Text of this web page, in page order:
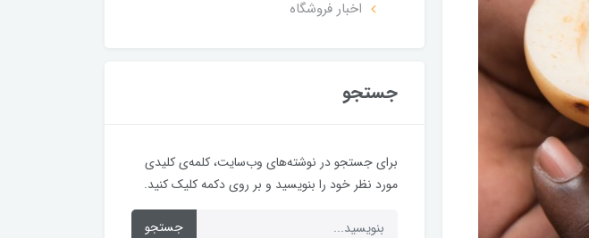
اخبار فروشگاه
جستجو
برای جستجو در نوشته‌های وب‌سایت، کلمه‌ی کلیدی
مورد نظر خود را بنویسید و بر روی دکمه کلیک کنید.
جستجو